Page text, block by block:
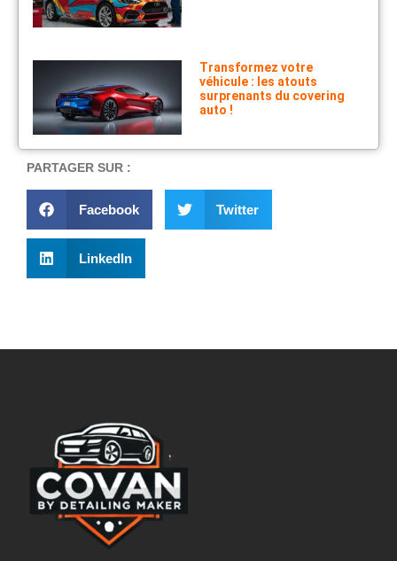
Transformez votre
véhicule : les atouts
surprenants du covering
auto !
PARTAGER SUR :
Facebook Twitter
LinkedIn